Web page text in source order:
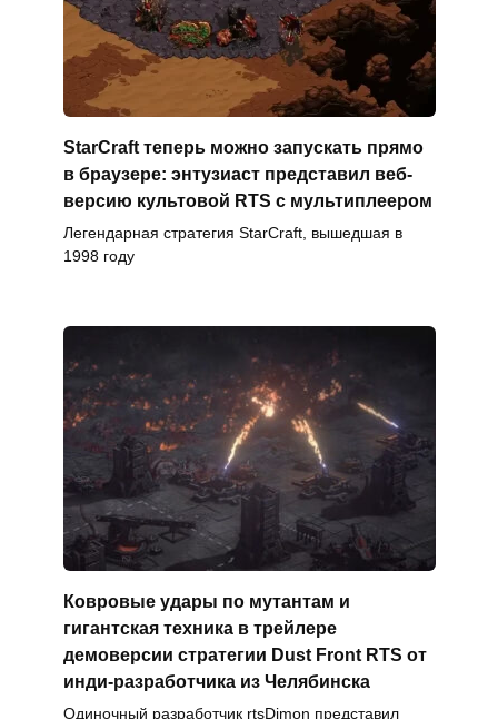
StarCraft теперь можно запускать прямо
в браузере: энтузиаст представил веб-
версию культовой RTS с мультиплеером
Легендарная стратегия StarCraft, вышедшая в
1998 году
Ковровые удары по мутантам и
гигантская техника в трейлере
демоверсии стратегии Dust Front RTS от
инди-разработчика из Челябинска
Одиночный разработчик rtsDimon представил